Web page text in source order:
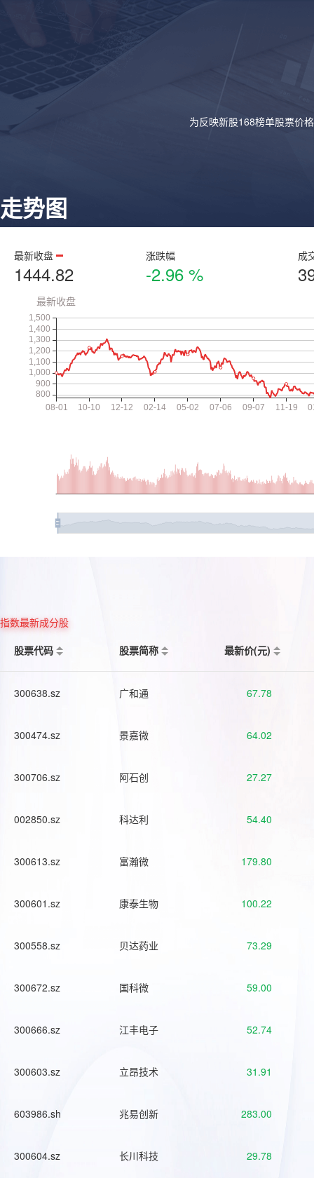
为反映新股168榜单股票价
走势图
最新收盘
1444.82
涨跌幅
-2.96 %
成
指数最新成分股
股票代码
股票简称 最新价(元)
300638.sz 广和通 67.78
300474.sz 景嘉微 64.02
300706.sz 阿石创 27.27
002850.sz 科达利 54.40
300613.sz 富瀚微 179.80
300601.sz 康泰生物 100.22
300558.sz 贝达药业 73.29
300672.sz 国科微 59.00
300666.sz 江丰电子 52.74
300603.sz 立昂技术 31.91
603986.sh 兆易创新 283.00
300604.sz 长川科技 29.78